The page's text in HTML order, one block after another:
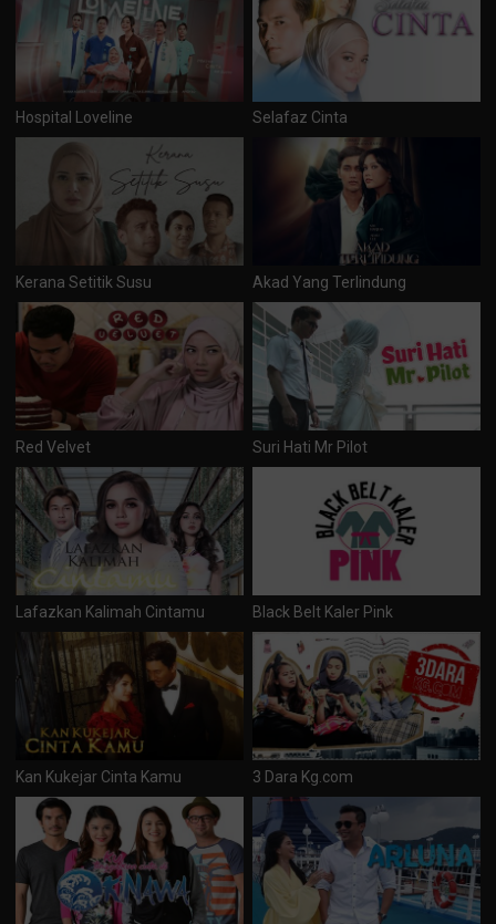
Hospital Loveline Selafaz Cinta
Kerana Setitik Susu Akad Yang Terlindung
Red Velvet Suri Hati Mr Pilot
Lafazkan Kalimah Cintamu Black Belt Kaler Pink
Kan Kukejar Cinta Kamu 3 Dara Kg.com